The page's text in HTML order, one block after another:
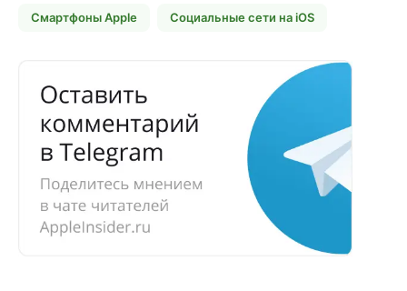
Смартфоны Apple Социальные сети на iOS